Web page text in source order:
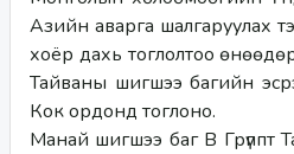
Азийн аварга шалгаруулах
хоёр дахь тоглолтоо
Тайваны шигшээ багийн
Кок ордонд тоглоно.
Манай шигшээ баг B Грүппт